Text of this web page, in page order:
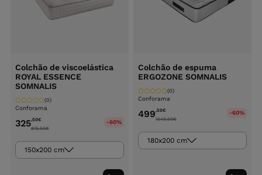
Colchão de viscoelástica
ROYAL ESSENCE
SOMNALIS
Conforama
(0)
325,50€
815.50€
-60%
150x200 cm
Colchão de espuma
ERGOZONE SOMNALIS
Conforama
(0)
499,50€
1249.50€
-60%
180x200 cm